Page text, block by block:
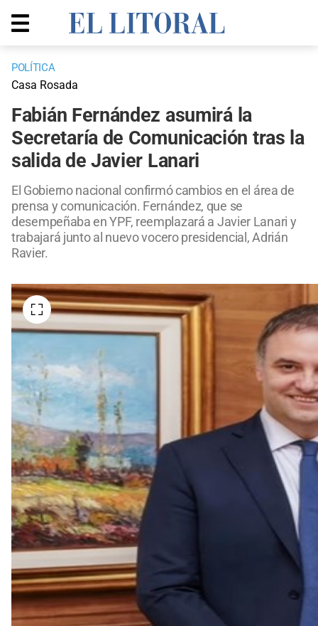
POLÍTICA
Casa Rosada
Fabián Fernández asumirá la
Secretaría de Comunicación tras la
salida de Javier Lanari
El Gobierno nacional confirmó cambios en el área de
prensa y comunicación. Fernández, que se
desempeñaba en YPF, reemplazará a Javier Lanari y
trabajará junto al nuevo vocero presidencial, Adrián
Ravier.